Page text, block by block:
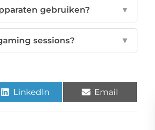
gebruiken? ▼
sessions? ▼
LinkedIn Email